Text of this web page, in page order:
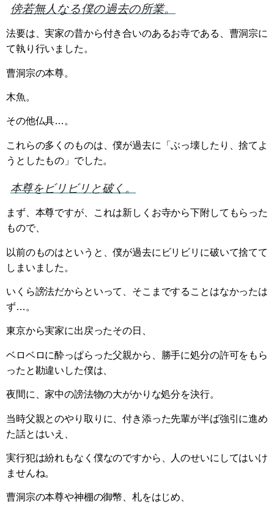
傍若無人なる僕の過去の所業。
法要は、実家の昔から付き合いのあるお寺である、曹洞宗に
て執り行いました。
曹洞宗の本尊。
木魚。
その他仏具…。
これらの多くのものは、僕が過去に「ぶっ壊したり、捨てよ
うとしたもの」でした。
本尊をビリビリと破く。
まず、本尊ですが、これは新しくお寺から下附してもらった
もので、
以前のものはというと、僕が過去にビリビリに破いて捨てて
しまいました。
いくら謗法だからといって、そこまですることはなかったは
ず…。
東京から実家に出戻ったその日、
ベロベロに酔っぱらった父親から、勝手に処分の許可をもら
ったと勘違いした僕は、
夜間に、家中の謗法物の大がかりな処分を決行。
当時父親とのやり取りに、付き添った先輩が半ば強引に進め
た話とはいえ、
実行犯は紛れもなく僕なのですから、人のせいにしてはいけ
ませんね。
曹洞宗の本尊や神棚の御幣、札をはじめ、